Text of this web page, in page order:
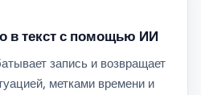
в текст с помощью ИИ
запись и возвращает
метками времени и